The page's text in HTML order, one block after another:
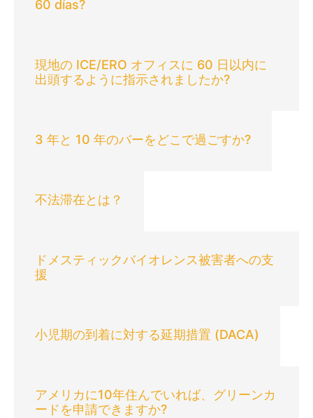
60 días?
現地の ICE/ERO オフィスに 60 日以内に
出頭するように指示されましたか?
3 年と 10 年のバーをどこで過ごすか?
不法滞在とは？
ドメスティックバイオレンス被害者への支
援
小児期の到着に対する延期措置 (DACA)
アメリカに10年住んでいれば、グリーンカ
ードを申請できますか?